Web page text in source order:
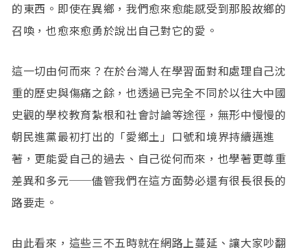
的東西。即使在異鄉，我們愈來愈能感受到那股故鄉的
召喚，也愈來愈勇於說出自己對它的愛。
這一切由何而來？在於台灣人在學習面對和處理自己沈
重的歷史與傷痛之餘，也透過已完全不同於以往大中國
史觀的學校教育紮根和社會討論等途徑，無形中慢慢的
朝民進黨最初打出的「愛鄉土」口號和境界持續邁進
著，更能愛自己的過去、自己從何而來，也學著更尊重
差異和多元──儘管我們在這方面勢必還有很長很長的
路要走。
由此看來，這些三不五時就在網路上蔓延、讓大家吵翻